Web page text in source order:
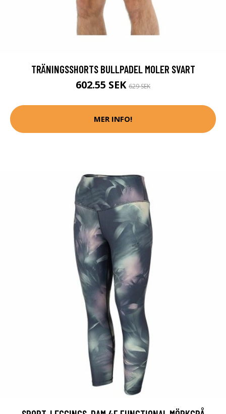
TRÄNINGSSHORTS BULLPADEL MOLER SVART
602.55 SEK 629 SEK
MER INFO!